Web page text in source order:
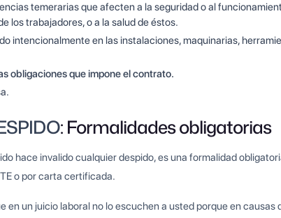
temerarias que afecten a la seguridad o al
los trabajadores, o a la salud de éstos.
intencionalmente en las instalaciones, maquinarias,
obligaciones que impone el contrato.
: Formalidades obligatorias
hace invalido cualquier despido, es una formalidad
o por carta certificada.
en un juicio laboral no lo escuchen a usted porque en causas